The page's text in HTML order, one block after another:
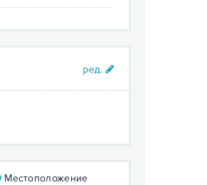
Местоположение